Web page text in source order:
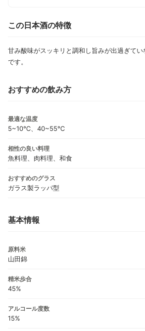
この日本酒の特徴
甘み酸味がスッキリと調和し旨みが出過ぎて
です。
おすすめの飲み方
最適な温度
5~10℃、40~55℃
相性の良い料理
魚料理、肉料理、和食
おすすめのグラス
ガラス製ラッパ型
基本情報
原料米
山田錦
精米歩合
45%
アルコール度数
15%